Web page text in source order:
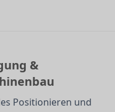
&
Positionieren und